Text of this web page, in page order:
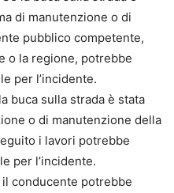
di manutenzione o di
pubblico competente,
o la regione, potrebbe
per l’incidente.
buca sulla strada è stata
o di manutenzione della
i lavori potrebbe
per l’incidente.
conducente potrebbe